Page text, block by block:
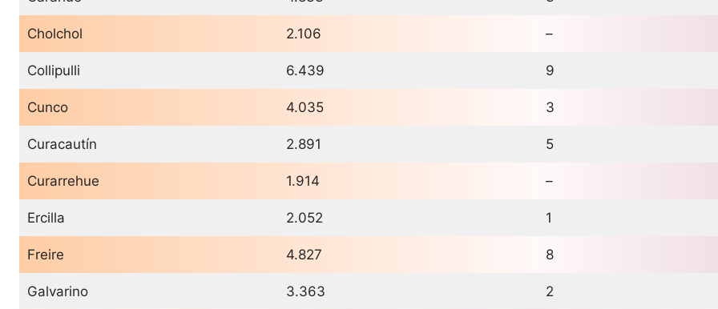
Cholchol 2.106 –
Collipulli 6.439 9
Cunco 4.035 3
Curacautín 2.891 5
Curarrehue 1.914 –
Ercilla 2.052 1
Freire 4.827 8
Galvarino 3.363 2